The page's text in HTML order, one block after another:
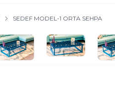
SEDEF MODEL-1 ORTA SEHPA